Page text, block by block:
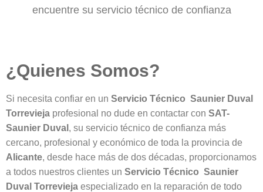
encuentre su servicio técnico de confianza
¿Quienes Somos?
Si necesita confiar en un Servicio Técnico Saunier Duval
Torrevieja profesional no dude en contactar con SAT-
Saunier Duval , su servicio técnico de confianza más
cercano, profesional y económico de toda la provincia de
Alicante, desde hace más de dos décadas, proporcionamos
a todos nuestros clientes un Servicio Técnico Saunier
Duval Torrevieja especializado en la reparación de todo